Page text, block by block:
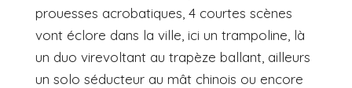
prouesses acrobatiques, 4 courtes scènes
vont éclore dans la ville, ici un trampoline, là
un duo virevoltant au trapèze ballant, ailleurs
un solo séducteur au mât chinois ou encore